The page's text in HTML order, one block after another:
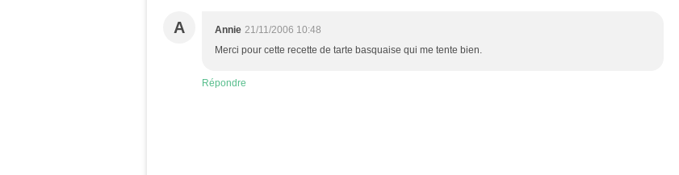
A Annie 21/11/2006 10:48
Merci pour cette recette de tarte basquaise qui me tente bien.
Répondre